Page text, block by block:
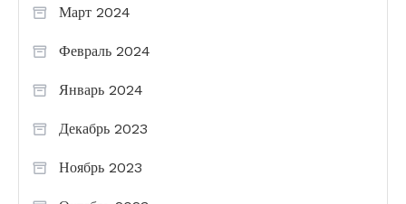
Март 2024
Февраль 2024
Январь 2024
Декабрь 2023
Ноябрь 2023